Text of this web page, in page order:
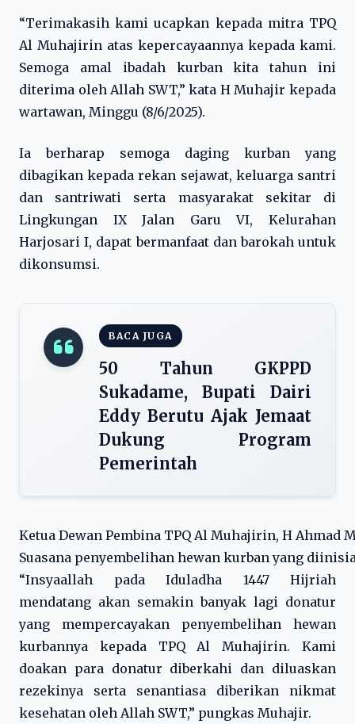
“Terimakasih kami ucapkan kepada mitra TPQ
Al Muhajirin atas kepercayaannya kepada kami.
Semoga amal ibadah kurban kita tahun ini
diterima oleh Allah SWT,” kata H Muhajir kepada
wartawan, Minggu (8/6/2025).
Ia berharap semoga daging kurban yang
dibagikan kepada rekan sejawat, keluarga santri
dan santriwati serta masyarakat sekitar di
Lingkungan IX Jalan Garu VI, Kelurahan
Harjosari I, dapat bermanfaat dan barokah untuk
dikonsumsi.
BACA JUGA
50 Tahun GKPPD
Sukadame, Bupati Dairi
Eddy Berutu Ajak Jemaat
Dukung Program
Pemerintah
Ketua Dewan Pembina TPQ Al Muhajirin, H Ahmad
Suasana penyembelihan hewan kurban yang
“Insyaallah pada Iduladha 1447 Hijriah
mendatang akan semakin banyak lagi donatur
yang mempercayakan penyembelihan hewan
kurbannya kepada TPQ Al Muhajirin. Kami
doakan para donatur diberkahi dan diluaskan
rezekinya serta senantiasa diberikan nikmat
kesehatan oleh Allah SWT,” pungkas Muhajir.